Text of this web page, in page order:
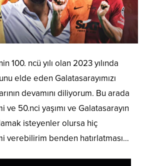
100. ncü yılı olan 2023 yılında
elde eden Galatasarayımızı
devamını diliyorum. Bu arada
50.nci yaşımı ve Galatasarayın
isteyenler olursa hiç
verebilirim benden hatırlatması…